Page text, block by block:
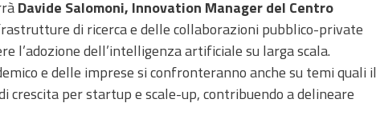
Davide Salomoni, Innovation Manager del Centro
di ricerca e delle collaborazioni pubblico-private
l’adozione dell’intelligenza artificiale su larga scala.
e delle imprese si confronteranno anche su temi quali il
per startup e scale-up, contribuendo a delineare